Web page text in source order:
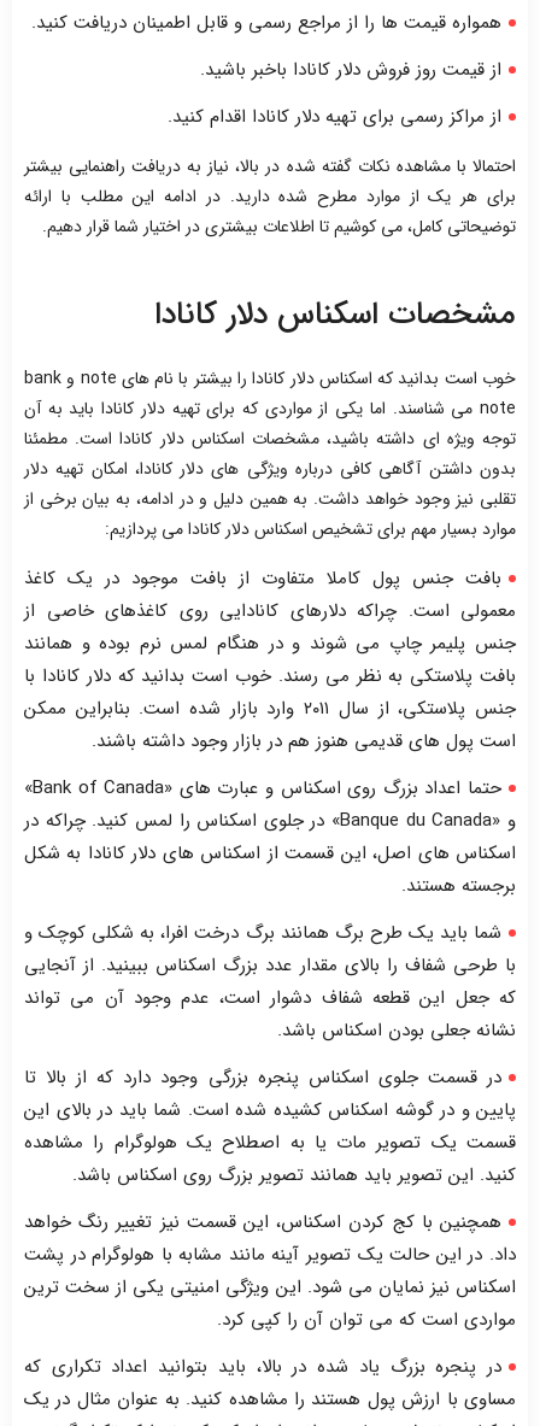
همواره قیمت ها را از مراجع رسمی و قابل اطمینان دریافت کنید.
از قیمت روز فروش دلار کانادا باخبر باشید.
از مراکز رسمی برای تهیه دلار کانادا اقدام کنید.
احتمالا با مشاهده نکات گفته شده در بالا، نیاز به دریافت راهنمایی بیشتر
برای هر یک از موارد مطرح شده دارید. در ادامه این مطلب با ارائه
توضیحاتی کامل، می کوشیم تا اطلاعات بیشتری در اختیار شما قرار دهیم.
مشخصات اسکناس دلار کانادا
خوب است بدانید که اسکناس دلار کانادا را بیشتر با نام های note و bank
note می شناسند. اما یکی از مواردی که برای تهیه دلار کانادا باید به آن
توجه ویژه ای داشته باشید، مشخصات اسکناس دلار کانادا است. مطمئنا
بدون داشتن آگاهی کافی درباره ویژگی های دلار کانادا، امکان تهیه دلار
تقلبی نیز وجود خواهد داشت. به همین دلیل و در ادامه، به بیان برخی از
موارد بسیار مهم برای تشخیص اسکناس دلار کانادا می پردازیم:
بافت جنس پول کاملا متفاوت از بافت موجود در یک کاغذ
معمولی است. چراکه دلارهای کانادایی روی کاغذهای خاصی از
جنس پلیمر چاپ می شوند و در هنگام لمس نرم بوده و همانند
بافت پلاستکی به نظر می رسند. خوب است بدانید که دلار کانادا با
جنس پلاستکی، از سال ۲۰۱۱ وارد بازار شده است. بنابراین ممکن
است پول های قدیمی هنوز هم در بازار وجود داشته باشند.
حتما اعداد بزرگ روی اسکناس و عبارت های «Bank of Canada»
و «Banque du Canada» در جلوی اسکناس را لمس کنید. چراکه در
اسکناس های اصل، این قسمت از اسکناس های دلار کانادا به شکل
برجسته هستند.
شما باید یک طرح برگ همانند برگ درخت افرا، به شکلی کوچک و
با طرحی شفاف را بالای مقدار عدد بزرگ اسکناس ببینید. از آنجایی
که جعل این قطعه شفاف دشوار است، عدم وجود آن می تواند
نشانه جعلی بودن اسکناس باشد.
در قسمت جلوی اسکناس پنجره بزرگی وجود دارد که از بالا تا
پایین و در گوشه اسکناس کشیده شده است. شما باید در بالای این
قسمت یک تصویر مات یا به اصطلاح یک هولوگرام را مشاهده
کنید. این تصویر باید همانند تصویر بزرگ روی اسکناس باشد.
همچنین با کج کردن اسکناس، این قسمت نیز تغییر رنگ خواهد
داد. در این حالت یک تصویر آینه مانند مشابه با هولوگرام در پشت
اسکناس نیز نمایان می شود. این ویژگی امنیتی یکی از سخت ترین
مواردی است که می توان آن را کپی کرد.
در پنجره بزرگ یاد شده در بالا، باید بتوانید اعداد تکراری که
مساوی با ارزش پول هستند را مشاهده کنید. به عنوان مثال در یک